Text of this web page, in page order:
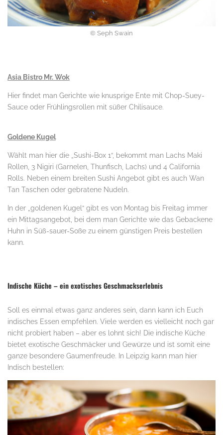
© Seph Swain
Asia Bistro Mr. Wok
Hier findet man Gerichte wie knusprige Ente mit Chop-Suey-
Sauce oder Frühlingsrollen mit süßer Chilisauce.
Goldene Kugel
Wählt man hier die „Sushi-Box 1“, bekommt man Lachs Maki
Rollen, 3 Nigiri (Garnelen, Thunfisch, Lachs) und 4 California
Rolls. Neben einem breiten Sushi Angebot gibt es auch Wan
Tan Taschen oder gebratene Nudeln.
In der „goldenen Kugel“ gibt es von Montag bis Freitag immer
ein Mittagsangebot, bei dem man Gerichte wie das Gebackene
Huhn in Süß-sauer-Soße zu einem günstigen Preis bestellen
kann.
Indische Küche – ein exotisches Geschmackserlebnis
Soll es einmal etwas ganz anderes sein, dann kann ich Euch
indisches Essen empfehlen. Viele werden es vielleicht noch gar
nicht probiert haben – aber es lohnt sich! Die indische Küche
bietet exotische Geschmäcker und Gewürze und ist somit eine
ganze besondere Gaumenfreude. In Leipzig kann man hier
Indisch bestellen: